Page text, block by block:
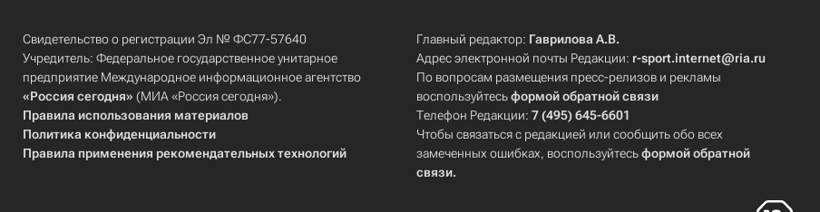
Свидетельство о регистрации Эл № ФС77-57640
Учредитель: Федеральное государственное унитарное
предприятие Международное информационное агентство
«Россия сегодня» (МИА «Россия сегодня»).
Правила использования материалов
Политика конфиденциальности
Правила применения рекомендательных технологий
Главный редактор: Гаврилова А.В.
Адрес электронной почты Редакции: r-sport.internet@ria.ru
По вопросам размещения пресс-релизов и рекламы
воспользуйтесьформой обратной связи
Телефон Редакции:7 (495) 645-6601
Чтобы связаться с редакцией или сообщить обо всех
замеченных ошибках, воспользуйтесьформой обратной
связи.